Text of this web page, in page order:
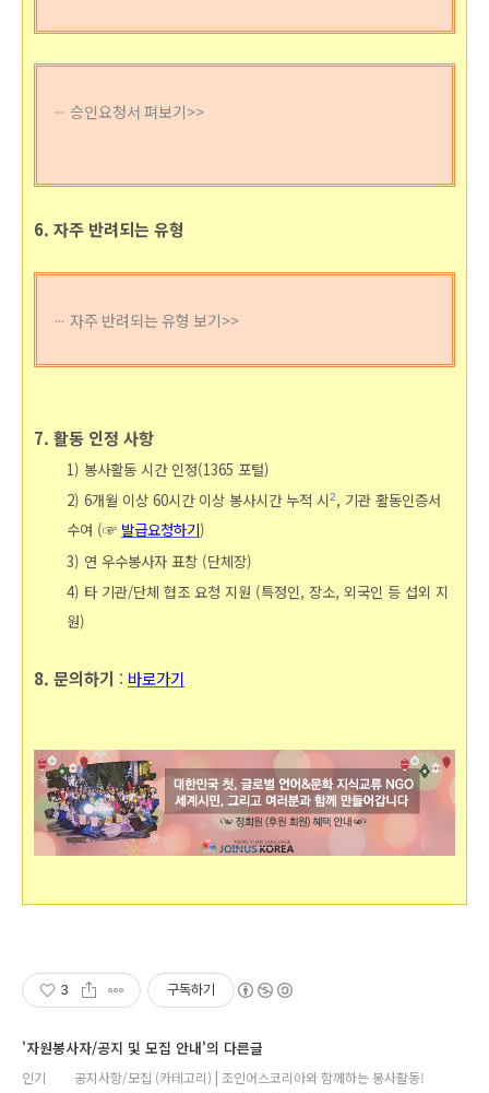
승인요청서 펴보기>>
6. 자주 반려되는 유형
자주 반려되는 유형 보기>>
7. 활동 인정 사항
1) 봉사활동 시간 인정(1365 포털)
2) 6개월 이상 60시간 이상 봉사시간 누적 시2, 기관 활동인증서
수여 (☞ 발급요청하기)
3) 연 우수봉사자 표창 (단체장)
4) 타 기관/단체 협조 요청 지원 (특정인, 장소, 외국인 등 섭외 지
원)
8. 문의하기 : 바로가기
3 구독하기
'자원봉사자/공지 및 모집 안내'의 다른글
인기
공지사항/모집 (카테고리) | 조인어스코리아와 함께하는 봉사활동!